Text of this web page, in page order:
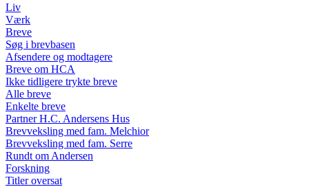
Liv
Værk
Breve
Søg i brevbasen
Afsendere og modtagere
Breve om HCA
Ikke tidligere trykte breve
Alle breve
Enkelte breve
Partner H.C. Andersens Hus
Brevveksling med fam. Melchior
Brevveksling med fam. Serre
Rundt om Andersen
Forskning
Titler oversat